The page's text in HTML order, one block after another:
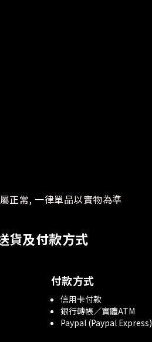
正常, 一律單品以實物為準
貨及付款方式
付款方式
信用卡付款
銀行轉帳／實體ATM
Paypal (Paypal Express)